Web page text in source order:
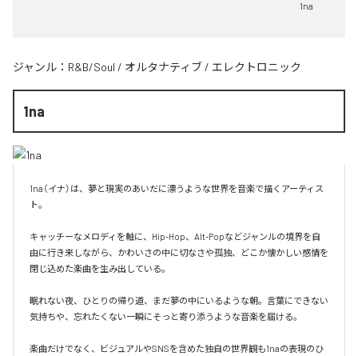
1na
ジャンル： R&B/Soul / オルタナティブ / エレクトロニック
1na
1na（イナ）は、夢と現実のあいだに漂うような世界を音楽で描くアーティス
ト。
キャッチーなメロディを軸に、Hip-Hop、Alt-Popなどジャンルの境界を自
由に行き来しながら、かわいさの中に切なさや孤独、どこか懐かしい感情を
閉じ込めた楽曲を生み出している。
眠れない夜、ひとりの帰り道、まだ夢の中にいるような朝。言葉にできない
気持ちや、忘れたくない一瞬にそっと寄り添うような音楽を届ける。
楽曲だけでなく、ビジュアルやSNSを含めた独自の世界観も1naの表現のひ